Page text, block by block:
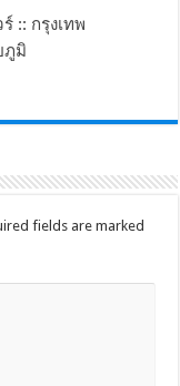
:: กรุงเทพ
ภูมิ
fields are marked